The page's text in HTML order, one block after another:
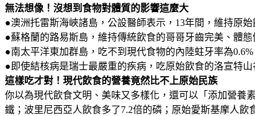
無法想像！沒想到食物對體質的影響這麼大
●澳洲托雷斯海峽諸島，公設醫師表示，13年間，維持原
●蘇格蘭的路易斯島，維持傳統飲食的哥哥牙齒完美、體
●南太平洋東加群島，吃不到現代食物的內陸蛀牙率為
●即使結核病是瑞士最嚴重的疾病，吃原始飲食的洛宣特
這樣吃才對！現代飲食的營養竟然比不上原始民族
你以為現代飲食文明、美味又多樣化，還可以「添加營養
鐵；波里尼西亞人飲食多了7.2倍的磷；原始愛斯基摩人